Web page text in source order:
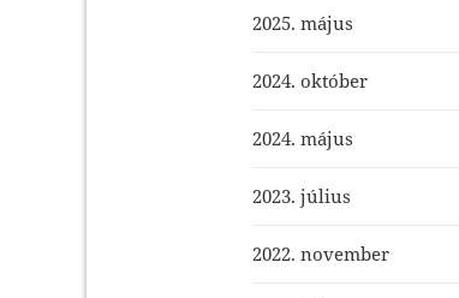
2025. május
2024. október
2024. május
2023. július
2022. november